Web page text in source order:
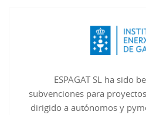
ESPAGAT SL ha sido
subvenciones para
dirigido a autónomos y